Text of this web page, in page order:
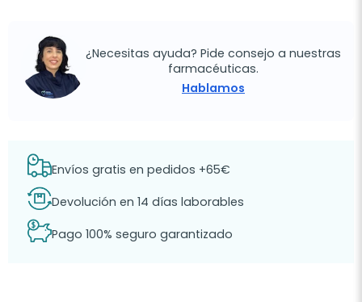
¿Necesitas ayuda? Pide consejo a nuestras
farmacéuticas.
Hablamos
Envíos gratis en pedidos +65€
Devolución en 14 días laborables
Pago 100% seguro garantizado